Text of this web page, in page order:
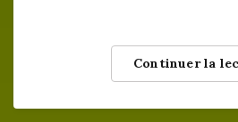
Continuer la